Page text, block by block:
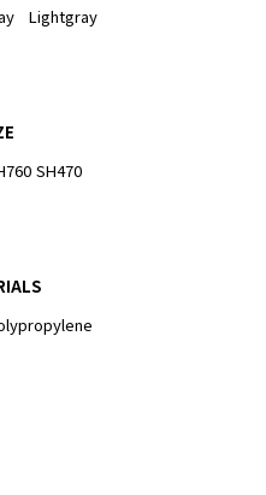
Lightgray
SH470